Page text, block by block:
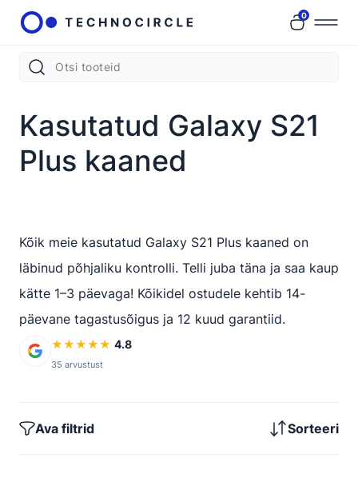
0
Kasutatud Galaxy S21
Plus kaaned
Kõik meie kasutatud Galaxy S21 Plus kaaned on
läbinud põhjaliku kontrolli. Telli juba täna ja saa kaup
kätte 1–3 päevaga! Kõikidel ostudele kehtib 14-
päevane tagastusõigus ja 12 kuud garantiid.
★★★★★ 4.8
35 arvustust
Ava filtrid Sorteeri